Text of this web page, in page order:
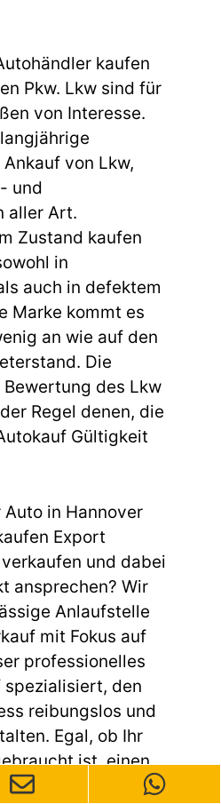
kaufen
Pkw. Lkw sind für
von Interesse.
von Lkw,
und
aller Art.
Zustand kaufen
in
auch in defektem
Marke kommt es
an wie auf den
Die
des Lkw
Regel denen, die
Gültigkeit
in Hannover
Export
und dabei
ansprechen? Wir
Anlaufstelle
mit Fokus auf
professionelles
spezialisiert, den
reibungslos und
Egal, ob Ihr
ist, einen
oder andere